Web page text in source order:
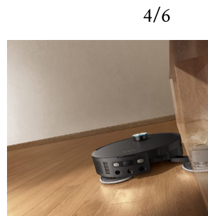
4/6